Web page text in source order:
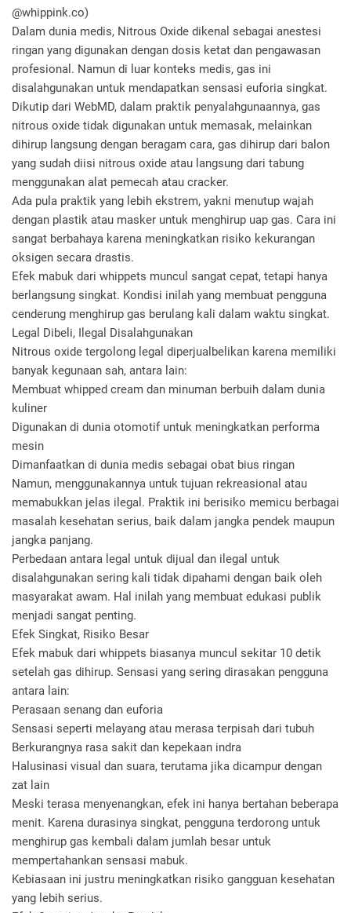
@whippink.co)
Dalam dunia medis, Nitrous Oxide dikenal sebagai anestesi
ringan yang digunakan dengan dosis ketat dan pengawasan
profesional. Namun di luar konteks medis, gas ini
disalahgunakan untuk mendapatkan sensasi euforia singkat.
Dikutip dari WebMD, dalam praktik penyalahgunaannya, gas
nitrous oxide tidak digunakan untuk memasak, melainkan
dihirup langsung dengan beragam cara, gas dihirup dari balon
yang sudah diisi nitrous oxide atau langsung dari tabung
menggunakan alat pemecah atau cracker.
Ada pula praktik yang lebih ekstrem, yakni menutup wajah
dengan plastik atau masker untuk menghirup uap gas. Cara ini
sangat berbahaya karena meningkatkan risiko kekurangan
oksigen secara drastis.
Efek mabuk dari whippets muncul sangat cepat, tetapi hanya
berlangsung singkat. Kondisi inilah yang membuat pengguna
cenderung menghirup gas berulang kali dalam waktu singkat.
Legal Dibeli, Ilegal Disalahgunakan
Nitrous oxide tergolong legal diperjualbelikan karena memiliki
banyak kegunaan sah, antara lain:
Membuat whipped cream dan minuman berbuih dalam dunia
kuliner
Digunakan di dunia otomotif untuk meningkatkan performa
mesin
Dimanfaatkan di dunia medis sebagai obat bius ringan
Namun, menggunakannya untuk tujuan rekreasional atau
memabukkan jelas ilegal. Praktik ini berisiko memicu berbagai
masalah kesehatan serius, baik dalam jangka pendek maupun
jangka panjang.
Perbedaan antara legal untuk dijual dan ilegal untuk
disalahgunakan sering kali tidak dipahami dengan baik oleh
masyarakat awam. Hal inilah yang membuat edukasi publik
menjadi sangat penting.
Efek Singkat, Risiko Besar
Efek mabuk dari whippets biasanya muncul sekitar 10 detik
setelah gas dihirup. Sensasi yang sering dirasakan pengguna
antara lain:
Perasaan senang dan euforia
Sensasi seperti melayang atau merasa terpisah dari tubuh
Berkurangnya rasa sakit dan kepekaan indra
Halusinasi visual dan suara, terutama jika dicampur dengan
zat lain
Meski terasa menyenangkan, efek ini hanya bertahan beberapa
menit. Karena durasinya singkat, pengguna terdorong untuk
menghirup gas kembali dalam jumlah besar untuk
mempertahankan sensasi mabuk.
Kebiasaan ini justru meningkatkan risiko gangguan kesehatan
yang lebih serius.